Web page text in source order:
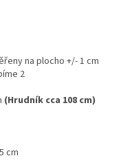
na plocho +/- 1 cm
2
(Hrudník cca 108 cm)
cm